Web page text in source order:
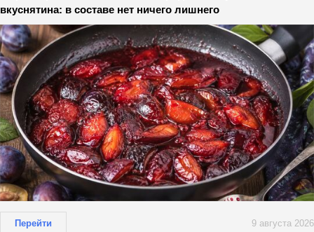
вкуснятина: в составе нет ничего лишнего
Перейти 9 августа 2026